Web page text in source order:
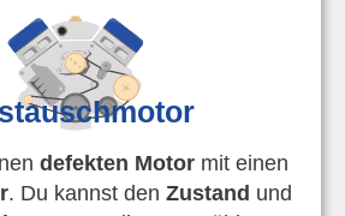
defekten Motormit einen
. Du kannst den Zustand und